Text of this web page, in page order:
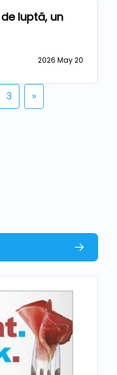
de luptă, un
2026 May 20
3 »